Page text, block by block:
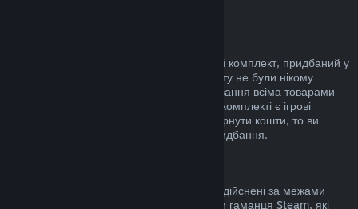
Ви можете повернути кошти за будь-який комплект, придбаний у
Steam за умови, що всі товари з комплекту не були нікому
передані та якщо загальний час користування всіма товарами
становить не більше двох годин. Якщо у комплекті є ігрові
предмети чи DLC, за які неможливо повернути кошти, то ви
побачите примітку під час здійснення придбання.
Valve не повертає кошти за придбання, здійснені за межами
Steam (наприклад: цифрові ключі чи коди гаманця Steam, які